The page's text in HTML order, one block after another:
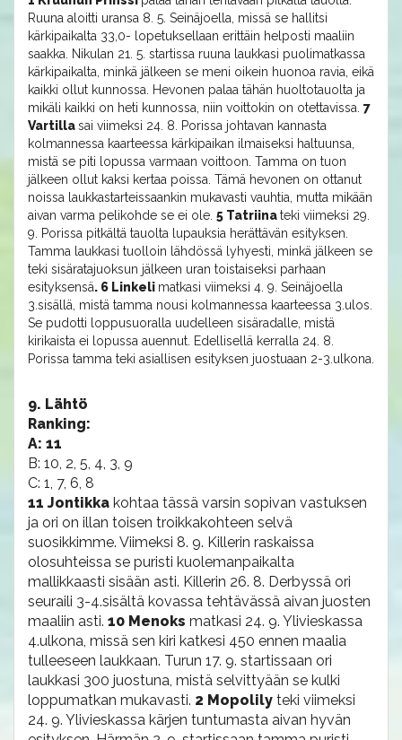
Ruuna aloitti uransa 8. 5. Seinäjoella, missä se hallitsi
kärkipaikalta 33,0- lopetuksellaan erittäin helposti maaliin
saakka. Nikulan 21. 5. startissa ruuna laukkasi puolimatkassa
kärkipaikalta, minkä jälkeen se meni oikein huonoa ravia, eikä
kaikki ollut kunnossa. Hevonen palaa tähän huoltotauolta ja
mikäli kaikki on heti kunnossa, niin voittokin on otettavissa. 7
Vartillasai viimeksi 24. 8. Porissa johtavan kannasta
kolmannessa kaarteessa kärkipaikan ilmaiseksi haltuunsa,
mistä se piti lopussa varmaan voittoon. Tamma on tuon
jälkeen ollut kaksi kertaa poissa. Tämä hevonen on ottanut
noissa laukkastarteissaankin mukavasti vauhtia, mutta mikään
aivan varma pelikohde se ei ole. 5 Tatriinateki viimeksi 29.
9. Porissa pitkältä tauolta lupauksia herättävän esityksen.
Tamma laukkasi tuolloin lähdössä lyhyesti, minkä jälkeen se
teki sisäratajuoksun jälkeen uran toistaiseksi parhaan
esityksensä. 6 Linkeli matkasi viimeksi 4. 9. Seinäjoella
3.sisällä, mistä tamma nousi kolmannessa kaarteessa 3.ulos.
Se pudotti loppusuoralla uudelleen sisäradalle, mistä
kirikaista ei lopussa auennut. Edellisellä kerralla 24. 8.
Porissa tamma teki asiallisen esityksen juostuaan 2-3.ulkona.
9. Lähtö
Ranking:
A: 11
B: 10, 2, 5, 4, 3, 9
C: 1, 7, 6, 8
11 Jontikka kohtaa tässä varsin sopivan vastuksen
ja ori on illan toisen troikkakohteen selvä
suosikkimme. Viimeksi 8. 9. Killerin raskaissa
olosuhteissa se puristi kuolemanpaikalta
mallikkaasti sisään asti. Killerin 26. 8. Derbyssä ori
seuraili 3-4.sisältä kovassa tehtävässä aivan juosten
maaliin asti. 10 Menoks matkasi 24. 9. Ylivieskassa
4.ulkona, missä sen kiri katkesi 450 ennen maalia
tulleeseen laukkaan. Turun 17. 9. startissaan ori
laukkasi 300 juostuna, mistä selvittyään se kulki
loppumatkan mukavasti. 2 Mopolily teki viimeksi
24. 9. Ylivieskassa kärjen tuntumasta aivan hyvän